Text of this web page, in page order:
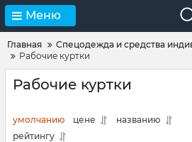
Меню
Главная
Спецодежда и средства
Рабочие куртки
Рабочие куртки
умолчанию цене
названию
рейтингу